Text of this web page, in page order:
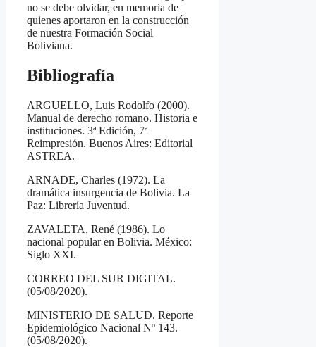
no se debe olvidar, en memoria de
quienes aportaron en la construcción
de nuestra Formación Social
Boliviana.
Bibliografía
ARGUELLO, Luis Rodolfo (2000).
Manual de derecho romano. Historia e
instituciones. 3ª Edición, 7ª
Reimpresión. Buenos Aires: Editorial
ASTREA.
ARNADE, Charles (1972). La
dramática insurgencia de Bolivia. La
Paz: Librería Juventud.
ZAVALETA, René (1986). Lo
nacional popular en Bolivia. México:
Siglo XXI.
CORREO DEL SUR DIGITAL.
(05/08/2020).
MINISTERIO DE SALUD. Reporte
Epidemiológico Nacional Nº 143.
(05/08/2020).